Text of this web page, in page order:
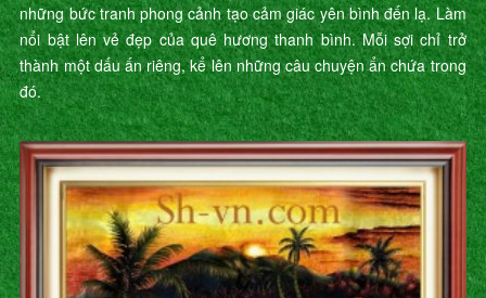
những bức tranh phong cảnh tạo cảm giác yên bình đến lạ. Làm
nổi bật lên vẻ đẹp của quê hương thanh bình. Mỗi sợi chỉ trở
thành một dấu ấn riêng, kể lên những câu chuyện ẩn chứa trong
đó.